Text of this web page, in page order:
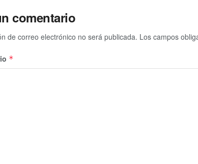
comentario
de correo electrónico no será publicada. Los campos
*